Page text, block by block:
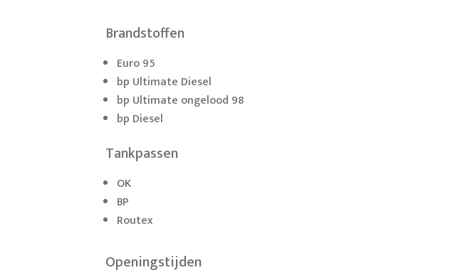
Brandstoffen
Euro 95
bp Ultimate Diesel
bp Ultimate ongelood 98
bp Diesel
Tankpassen
OK
BP
Routex
Openingstijden